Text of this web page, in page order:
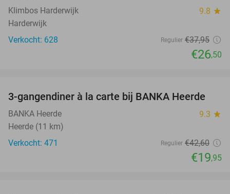
Klimbos Harderwijk 9.8 star
Harderwijk
Verkocht: 628
Regulier €37,95
€26,50
53%
3-gangendiner à la carte bij BANKA Heerde
BANKA Heerde 9.3 star
Heerde (11 km)
Verkocht: 471
Regulier €42,60
€19,95